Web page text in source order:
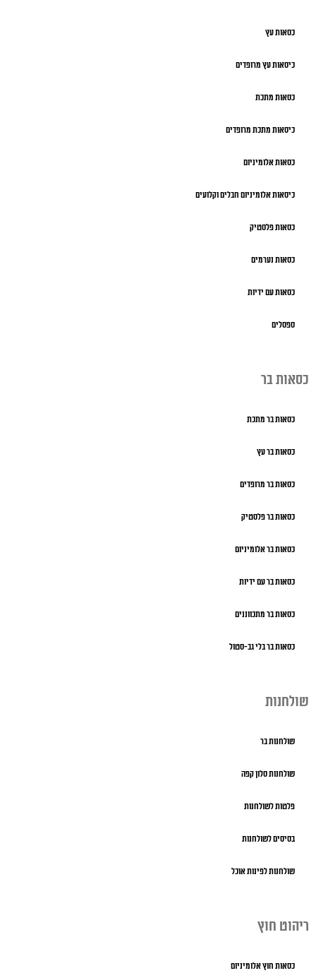
כסאות עץ
כיסאות עץ מרופדים
כסאות מתכת
כיסאות מתכת מרופדים
כסאות אלומיניום
כיסאות אלומיניום חבלים וקלועים
כסאות פלסטיק
כסאות נערמים
כסאות עם ידיות
ספסלים
כסאות בר
כסאות בר מתכת
כסאות בר עץ
כסאות בר מרופדים
כסאות בר פלסטיק
כסאות בר אלומיניום
כסאות בר עם ידיות
כסאות בר מתכווננים
כסאות בר בלי גב-סטול
שולחנות
שולחנות בר
שולחנות סלון קפה
פלטות לשולחנות
בסיסים לשולחנות
שולחנות לפינות אוכל
ריהוט חוץ
כסאות חוץ אלומיניום